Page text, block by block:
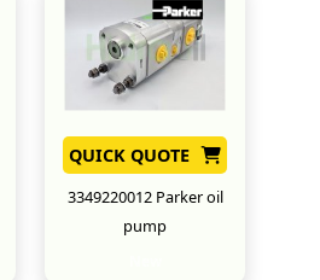
QUICK QUOTE
3349220012 Parker oil
pump